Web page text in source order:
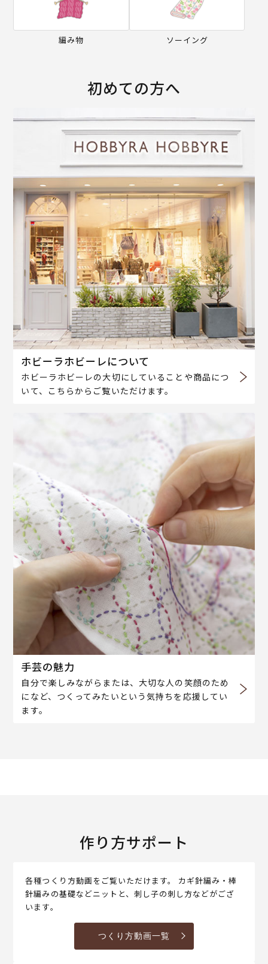
編み物 ソーイング
初めての方へ
ホビーラホビーレについて
ホビーラホビーレの大切にしていることや商品につ
いて、こちらからご覧いただけます。
手芸の魅力
自分で楽しみながらまたは、大切な人の笑顔のため
になど、つくってみたいという気持ちを応援してい
ます。
作り方サポート
各種つくり方動画をご覧いただけます。 カギ針編み・棒
針編みの基礎などニットと、刺し子の刺し方などがござ
います。
つくり方動画一覧